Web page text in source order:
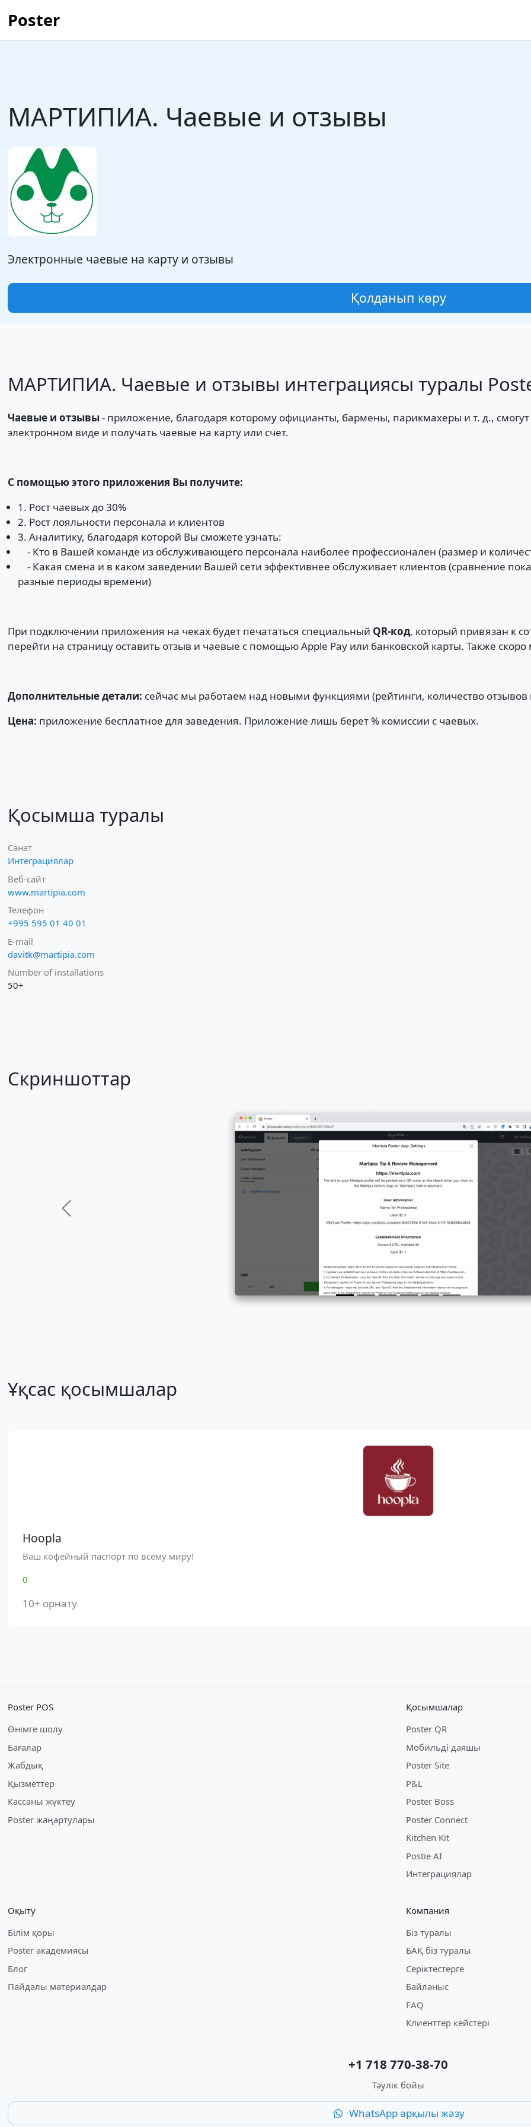
Poster
МАРТИПИА. Чаевые и отзывы
Электронные чаевые на карту и отзывы
Қолданып көру
МАРТИПИА. Чаевые и отзывы интеграциясы туралы
Чаевые и отзывы- приложение, благодаря которому официанты, бармены, парикмахеры и т. д., смогут
электронном виде и получать чаевые на карту или счет.
С помощью этого приложения Вы получите:
1. Рост чаевых до 30%
2. Рост лояльности персонала и клиентов
3. Аналитику, благодаря которой Вы сможете узнать:
- Кто в Вашей команде из обслуживающего персонала наиболее профессионален (размер и
- Какая смена и в каком заведении Вашей сети эффективнее обслуживает клиентов (сравнение
разные периоды времени)
При подключении приложения на чеках будет печататься специальный QR-код, который привязан к
перейти на страницу оставить отзыв и чаевые с помощью Apple Pay или банковской карты. Также
Дополнительные детали: сейчас мы работаем над новыми функциями (рейтинги, количество отзывов
Цена: приложение бесплатное для заведения. Приложение лишь берет % комиссии с чаевых.
Қосымша туралы
Санат
Интеграциялар
Веб-сайт
www.martipia.com
Телефон
+995 595 01 40 01
E-mail
davitk@martipia.com
Number of installations
50+
Скриншоттар
Previous
Ұқсас қосымшалар
Hoopla
Ваш кофейный паспорт по всему миру!
0
10+ орнату
Poster POS
Өнімге шолу
Бағалар
Жабдық
Қызметтер
Кассаны жүктеу
Poster жаңартулары
Қосымшалар
Poster QR
Мобильді даяшы
Poster Site
P&L
Poster Boss
Poster Connect
Kitchen Kit
Postie AI
Интеграциялар
Оқыту
Білім қоры
Poster академиясы
Блог
Пайдалы материалдар
Компания
Біз туралы
БАҚ біз туралы
Серіктестерге
Байланыс
FAQ
Клиенттер кейстері
+1 718 770-38-70
Тәулік бойы
WhatsApp арқылы жазу